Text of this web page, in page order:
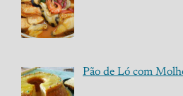
Pão de Ló com